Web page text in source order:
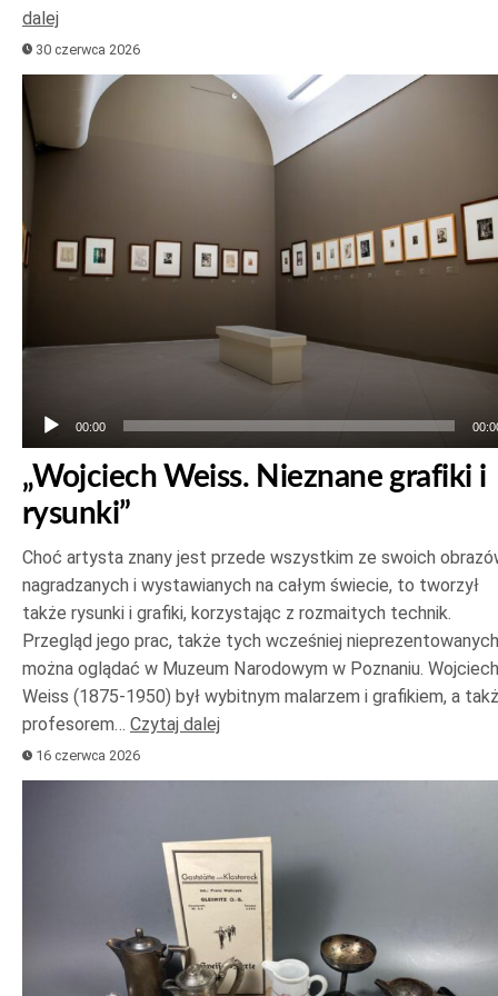
dalej
30 czerwca 2026
Odtwarzacz
plików
dźwiękowych
00:00
„Wojciech Weiss. Nieznane grafiki i
rysunki”
Choć artysta znany jest przede wszystkim ze swoich
nagradzanych i wystawianych na całym świecie, to tworzył
także rysunki i grafiki, korzystając z rozmaitych technik.
Przegląd jego prac, także tych wcześniej
można oglądać w Muzeum Narodowym w Poznaniu. Wojciech
Weiss (1875-1950) był wybitnym malarzem i grafikiem, a
profesorem… Czytaj dalej
16 czerwca 2026